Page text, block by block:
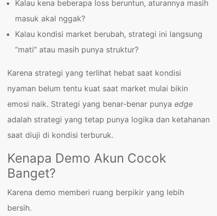
Kalau kena beberapa loss beruntun, aturannya masih
masuk akal nggak?
Kalau kondisi market berubah, strategi ini langsung
“mati” atau masih punya struktur?
Karena strategi yang terlihat hebat saat kondisi
nyaman belum tentu kuat saat market mulai bikin
emosi naik. Strategi yang benar-benar punya edge
adalah strategi yang tetap punya logika dan ketahanan
saat diuji di kondisi terburuk.
Kenapa Demo Akun Cocok
Banget?
Karena demo memberi ruang berpikir yang lebih
bersih.